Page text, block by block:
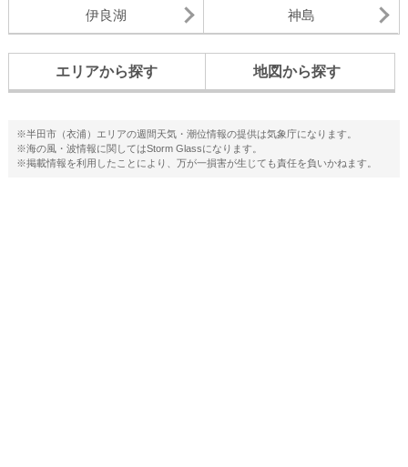
伊良湖 神島
エリアから探す 地図から探す
※半田市（衣浦）エリアの週間天気・潮位情報の提供は気象庁になります。
※海の風・波情報に関してはStorm Glassになります。
※掲載情報を利用したことにより、万が一損害が生じても責任を負いかねます。